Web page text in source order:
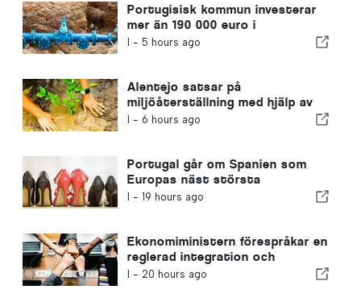
Portugisisk kommun investerar
mer än 190 000 euro i
vattenförsörjningen
I - 5 hours ago
Alentejo satsar på
miljöåterställning med hjälp av
EU-medel
I - 6 hours ago
Portugal går om Spanien som
Europas näst största
skotillverkare
I - 19 hours ago
Ekonomiministern förespråkar en
reglerad integration och
garanterar en snabbare väg för
I - 20 hours ago